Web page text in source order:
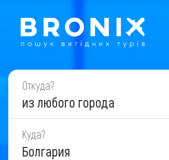
Откуда?
из любого города
Куда?
Болгария